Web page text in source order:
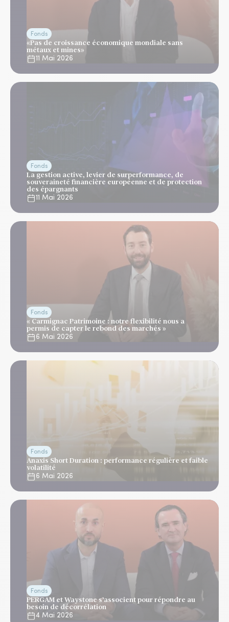
Fonds
«Pas de croissance économique mondiale sans
métaux et mines»
11 Mai 2026
Fonds
La gestion active, levier de surperformance, de
souveraineté financière européenne et de protection
des épargnants
11 Mai 2026
Fonds
« Carmignac Patrimoine : notre flexibilité nous a
permis de capter le rebond des marchés »
6 Mai 2026
Fonds
Anaxis Short Duration : performance régulière et faible
volatilité
6 Mai 2026
Fonds
PERGAM et Waystone s’associent pour répondre au
besoin de décorrélation
4 Mai 2026